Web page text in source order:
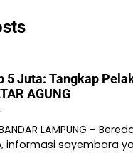
5 Juta: Tangkap
AGUNG
LAMPUNG –
informasi sayembara